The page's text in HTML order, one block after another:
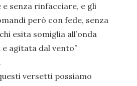
senza rinfacciare, e gli
però con fede, senza
esita somiglia all’onda
agitata dal vento”
versetti possiamo